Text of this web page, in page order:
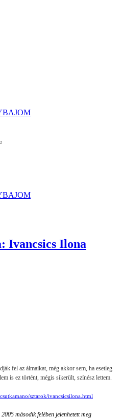
Ivancsics Ilona
fel az álmaikat, még akkor sem, ha esetleg
is ez történt, mégis sikerült, színész lettem.
sztarok/ivancsicsilona.html
második felében jelenhetett meg